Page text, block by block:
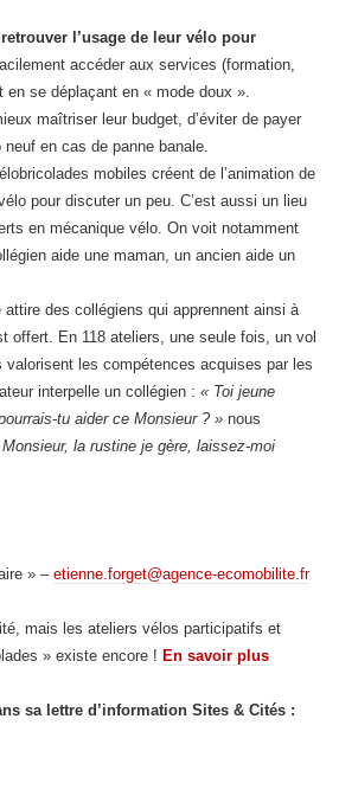
l’usage de leur vélo pour
accéder aux services (formation,
se déplaçant en « mode doux ».
maîtriser leur budget, d’éviter de payer
en cas de panne banale.
mobiles créent de l’animation de
pour discuter un peu. C’est aussi un lieu
en mécanique vélo. On voit notamment
aide une maman, un ancien aide un
attire des collégiens qui apprennent ainsi à
offert. En 118 ateliers, une seule fois, un vol
les compétences acquises par les
interpelle un collégien : « Toi jeune
tu aider ce Monsieur ? » nous
la rustine je gère, laissez-moi
» – etienne.forget@agence-ecomobilite.fr
mais les ateliers vélos participatifs et
» existe encore ! En savoir plus
sa lettre d’information Sites & Cités :